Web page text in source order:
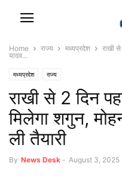
Home राज्‍य मध्यप्रदेश
राखी
यादव...
मध्यप्रदेश राज्‍य
राखी से 2 दिन
मिलेगा शगुन,
ली तैयारी
By News Desk - August 3, 2025